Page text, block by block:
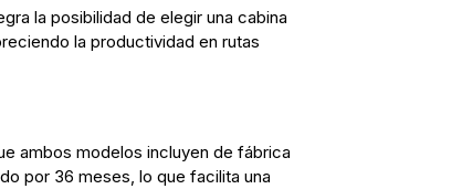
la posibilidad de elegir una cabina
la productividad en rutas
ambos modelos incluyen de fábrica
por 36 meses, lo que facilita una